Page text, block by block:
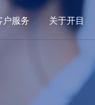
CLOUD
PLM
数字化
新一代
行业解决方案
航空航发
船舶与海洋装备
户服务 关于开目